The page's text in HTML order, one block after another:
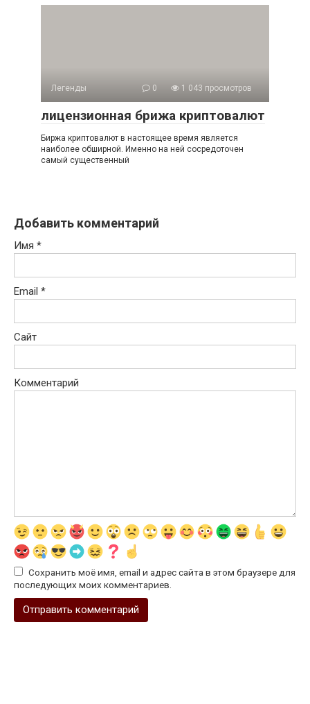
Легенды 0 1 043 просмотров
лицензионная брижа криптовалют
Биржа криптовалют в настоящее время является
наиболее обширной. Именно на ней сосредоточен
самый существенный
Добавить комментарий
Имя *
Email *
Сайт
Комментарий
Сохранить моё имя, email и адрес сайта в этом браузере для
последующих моих комментариев.